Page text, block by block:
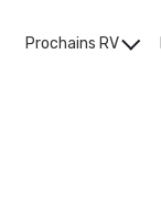
Prochains RV